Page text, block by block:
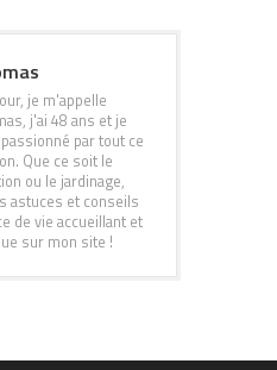
je m'appelle
j'ai 48 ans et je
par tout ce
Que ce soit le
ou le jardinage,
astuces et conseils
de vie accueillant et
sur mon site !